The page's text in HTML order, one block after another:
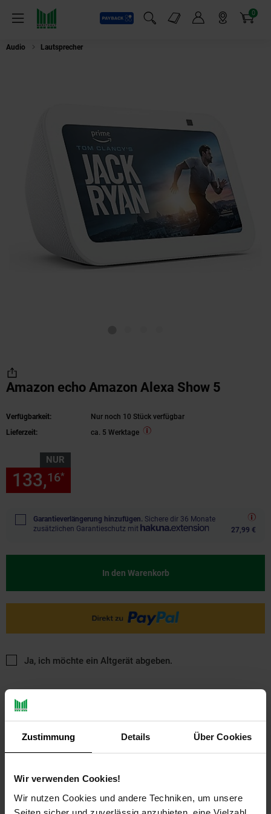
Zustimmung Details Über Cookies
Wir verwenden Cookies!
Wir nutzen Cookies und andere Techniken, um unsere
Menü
Payback
Suchfeld einblenden
Markt-Angebote 0
Artikel
Audio Lautsprecher
Amazon echo Amazon Alexa Show 5
Verfügbarkeit:
Nur noch 10 Stück verfügbar
Lieferzeit:
ca. 5 Werktage
NUR
133,16*
Garantieverlängerung hinzufügen. Sichere dir 36 Monate
zusätzlichen Garantieschutz mit
27,99 €
In den Warenkorb
Ja, ich möchte ein Altgerät abgeben.
PAYBACK